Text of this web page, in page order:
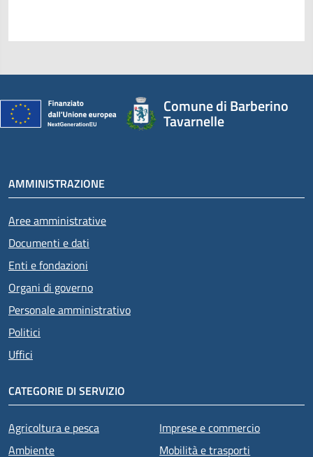
Comune di Barberino
Tavarnelle
AMMINISTRAZIONE
Aree amministrative
Documenti e dati
Enti e fondazioni
Organi di governo
Personale amministrativo
Politici
Uffici
CATEGORIE DI SERVIZIO
Agricoltura e pesca
Ambiente
Imprese e commercio
Mobilità e trasporti